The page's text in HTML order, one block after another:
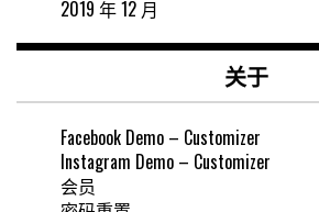
2019 年 12 月
关于
Facebook Demo – Customizer
Instagram Demo – Customizer
会员